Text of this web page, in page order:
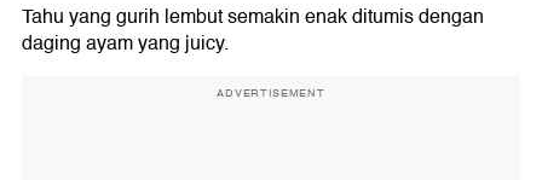
Tahu yang gurih lembut semakin enak ditumis dengan
daging ayam yang juicy.
ADVERTISEMENT